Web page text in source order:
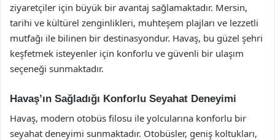
ziyaretçiler için büyük bir avantaj sağlamaktadır. Mersin,
tarihi ve kültürel zenginlikleri, muhteşem plajları ve lezzetli
mutfağı ile bilinen bir destinasyondur. Havaş, bu güzel şehri
keşfetmek isteyenler için konforlu ve güvenli bir ulaşım
seçeneği sunmaktadır.
Havaş’ın Sağladığı Konforlu Seyahat Deneyimi
Havaş, modern otobüs filosu ile yolcularına konforlu bir
seyahat deneyimi sunmaktadır. Otobüsler, geniş koltukları,